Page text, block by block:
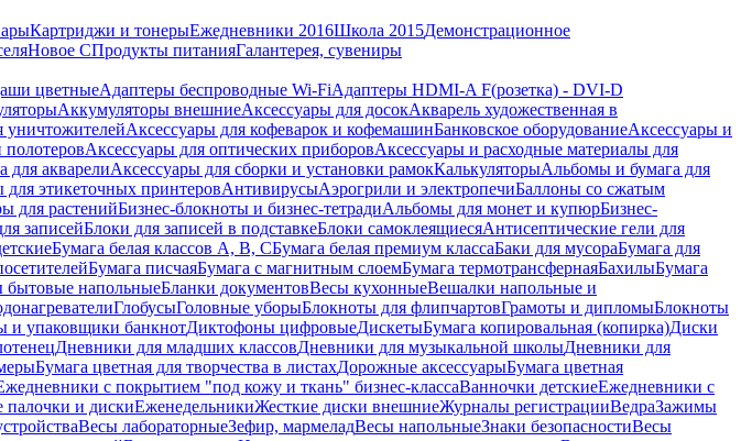
Картриджи и тонерыЕжедневники 2016Школа 2015Демонстрационное
Новое СПродукты питанияГалантерея, сувениры
цветныеАдаптеры беспроводные Wi-FiАдаптеры HDMI-A F(розетка) - DVI-D
Аккумуляторы внешниеАксессуары для досокАкварель художественная в
уничтожителейАксессуары для кофеварок и кофемашинБанковское оборудованиеАксессуары и
Аксессуары для оптических приборовАксессуары и расходные материалы для
для акварелиАксессуары для сборки и установки рамокКалькуляторыАльбомы и бумага для
для этикеточных принтеровАнтивирусыАэрогрили и электропечиБаллоны со сжатым
для растенийБизнес-блокноты и бизнес-тетрадиАльбомы для монет и купюрБизнес-
записейБлоки для записей в подставкеБлоки самоклеящиесяАнтисептические гели для
Бумага белая классов А, В, СБумага белая премиум классаБаки для мусораБумага для
Бумага писчаяБумага с магнитным слоемБумага термотрансфернаяБахилыБумага
бытовые напольныеБланки документовВесы кухонныеВешалки напольные и
ГлобусыГоловные уборыБлокноты для флипчартовГрамоты и дипломыБлокноты
и упаковщики банкнотДиктофоны цифровыеДискетыБумага копировальная (копирка)Диски
Дневники для младших классовДневники для музыкальной школыДневники для
Бумага цветная для творчества в листахДорожные аксессуарыБумага цветная
с покрытием "под кожу и ткань" бизнес-классаВанночки детскиеЕжедневники с
палочки и дискиЕженедельникиЖесткие диски внешниеЖурналы регистрацииВедраЗажимы
Весы лабораторныеЗефир, мармеладВесы напольныеЗнаки безопасностиВесы